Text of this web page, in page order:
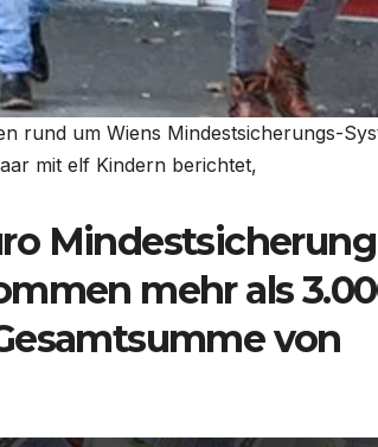
rund um Wiens Mindestsicherungs-
mit elf Kindern berichtet,
Mindestsicherung
mehr als
von